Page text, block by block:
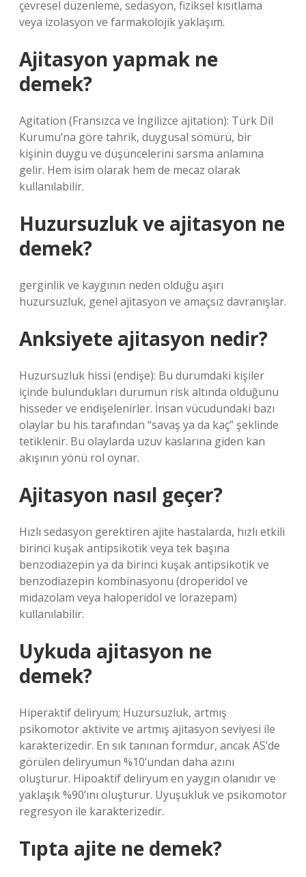
çevresel düzenleme, sedasyon, fiziksel kısıtlama
veya izolasyon ve farmakolojik yaklaşım.
Ajitasyon yapmak ne
demek?
Agitation (Fransızca ve İngilizce ajitation): Türk Dil
Kurumu’na göre tahrik, duygusal sömürü, bir
kişinin duygu ve düşüncelerini sarsma anlamına
gelir. Hem isim olarak hem de mecaz olarak
kullanılabilir.
Huzursuzluk ve ajitasyon ne
demek?
gerginlik ve kaygının neden olduğu aşırı
huzursuzluk, genel ajitasyon ve amaçsız davranışlar.
Anksiyete ajitasyon nedir?
Huzursuzluk hissi (endişe): Bu durumdaki kişiler
içinde bulundukları durumun risk altında olduğunu
hisseder ve endişelenirler. İnsan vücudundaki bazı
olaylar bu his tarafından “savaş ya da kaç” şeklinde
tetiklenir. Bu olaylarda uzuv kaslarına giden kan
akışının yönü rol oynar.
Ajitasyon nasıl geçer?
Hızlı sedasyon gerektiren ajite hastalarda, hızlı etkili
birinci kuşak antipsikotik veya tek başına
benzodiazepin ya da birinci kuşak antipsikotik ve
benzodiazepin kombinasyonu (droperidol ve
midazolam veya haloperidol ve lorazepam)
kullanılabilir.
Uykuda ajitasyon ne
demek?
Hiperaktif deliryum; Huzursuzluk, artmış
psikomotor aktivite ve artmış ajitasyon seviyesi ile
karakterizedir. En sık tanınan formdur, ancak AS’de
görülen deliryumun %10’undan daha azını
oluşturur. Hipoaktif deliryum en yaygın olanıdır ve
yaklaşık %90’ını oluşturur. Uyuşukluk ve psikomotor
regresyon ile karakterizedir.
Tıpta ajite ne demek?